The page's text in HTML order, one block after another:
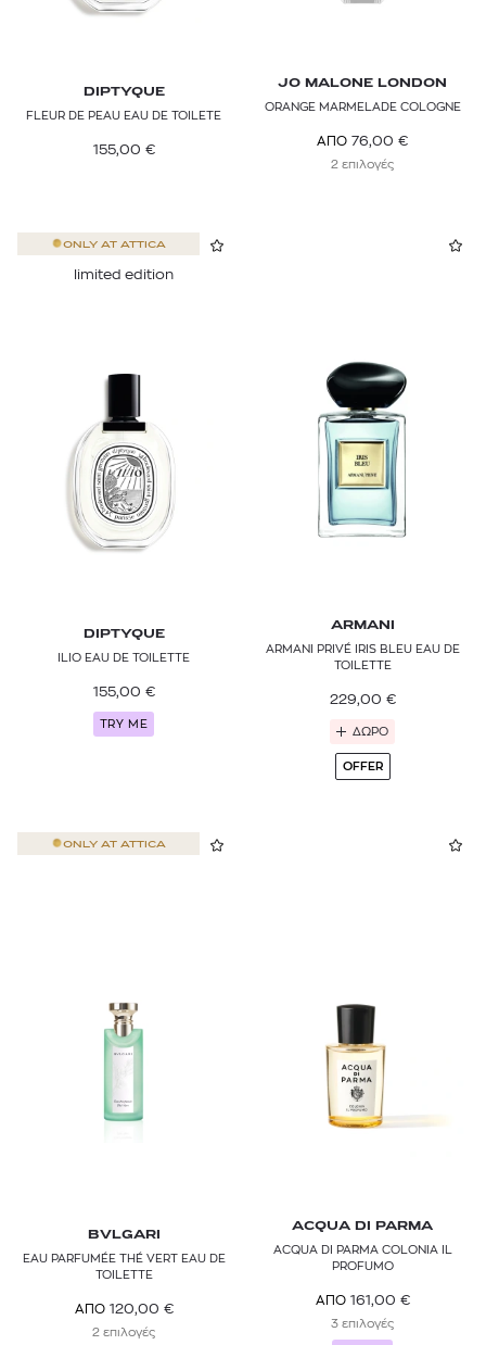
DIPTYQUE
FLEUR DE PEAU EAU DE TOILETE
155,00 €
JO MALONE LONDON
ORANGE MARMELADE COLOGNE
ΑΠΟ 76,00 €
2 επιλογές
ONLY AT ATTICA
limited edition
DIPTYQUE
ILIO EAU DE TOILETTE
155,00 €
TRY ME
ARMANI
ARMANI PRIVÉ IRIS BLEU EAU DE
TOILETTE
229,00 €
ΔΩΡΟ
OFFER
ONLY AT ATTICA
BVLGARI
EAU PARFUMÉE THÉ VERT EAU DE
TOILETTE
ΑΠΟ 120,00 €
2 επιλογές
ACQUA DI PARMA
ACQUA DI PARMA COLONIA IL
PROFUMO
ΑΠΟ 161,00 €
3 επιλογές